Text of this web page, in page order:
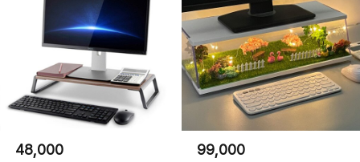
48,000 99,000